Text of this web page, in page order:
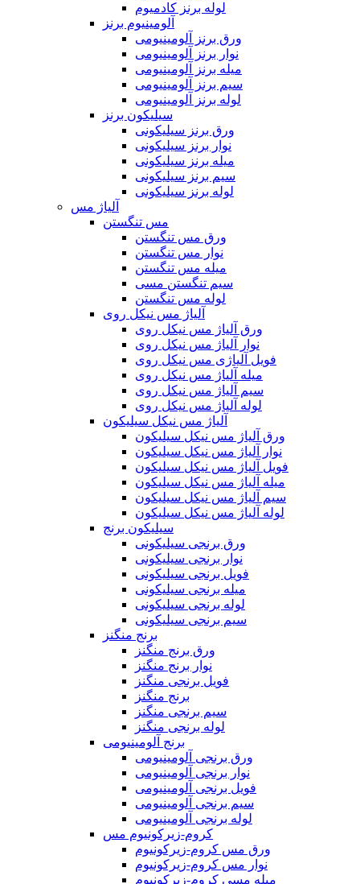
لوله برنز کادمیوم
آلومینیوم برنز
ورق برنز آلومینیومی
نوار برنز آلومینیومی
میله برنز آلومینیومی
سیم برنز آلومینیومی
لوله برنز آلومینیومی
سیلیکون برنز
ورق برنز سیلیکونی
نوار برنز سیلیکونی
میله برنز سیلیکونی
سیم برنز سیلیکونی
لوله برنز سیلیکونی
آلیاژ مس
مس تنگستن
ورق مس تنگستن
نوار مس تنگستن
میله مس تنگستن
سیم تنگستن مسی
لوله مس تنگستن
آلیاژ مس نیکل روی
ورق آلیاژ مس نیکل روی
نوار آلیاژ مس نیکل روی
فویل آلیاژی مس نیکل روی
میله آلیاژ مس نیکل روی
سیم آلیاژ مس نیکل روی
لوله آلیاژ مس نیکل روی
آلیاژ مس نیکل سیلیکون
ورق آلیاژ مس نیکل سیلیکون
نوار آلیاژ مس نیکل سیلیکون
فویل آلیاژ مس نیکل سیلیکون
میله آلیاژ مس نیکل سیلیکون
سیم آلیاژ مس نیکل سیلیکون
لوله آلیاژ مس نیکل سیلیکون
سیلیکون برنج
ورق برنجی سیلیکونی
نوار برنجی سیلیکونی
فویل برنجی سیلیکونی
میله برنجی سیلیکونی
لوله برنجی سیلیکونی
سیم برنجی سیلیکونی
برنج منگنز
ورق برنج منگنز
نوار برنج منگنز
فویل برنجی منگنز
برنج منگنز
سیم برنجی منگنز
لوله برنجی منگنز
برنج آلومینیومی
ورق برنجی آلومینیومی
نوار برنجی آلومینیومی
فویل برنجی آلومینیومی
سیم برنجی آلومینیومی
لوله برنجی آلومینیومی
کروم-زیرکونیوم مس
ورق مس کروم-زیرکونیوم
نوار مس کروم-زیرکونیوم
میله مسی کروم-زیرکونیوم